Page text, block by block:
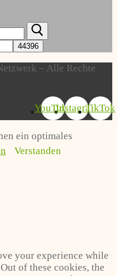
– Alle Rechte
YouTubeInstagramTikTok
ein optimales
Verstanden
your experience while
of these cookies, the